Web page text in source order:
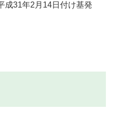
成31年2月14日付け基発